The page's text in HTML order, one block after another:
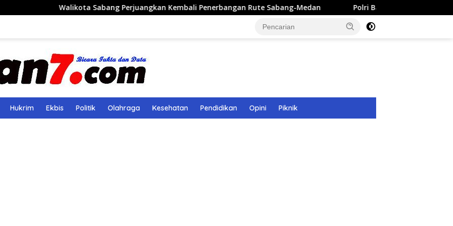
Walikota Sabang Perjuangkan Kembali Penerbangan Rute Sabang-Medan Polri Bangun 40 Titik Sumur Bor untuk
Hukrim Ekbis Politik Olahraga Kesehatan Pendidikan Opini Piknik